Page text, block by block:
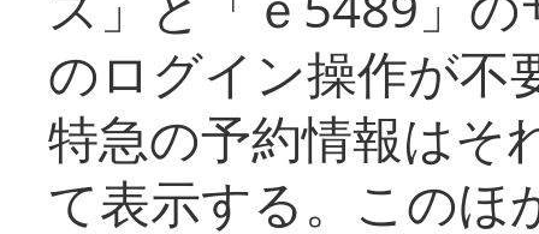
のログイン操作が不
特急の予約情報はそ
て表示する。このほ